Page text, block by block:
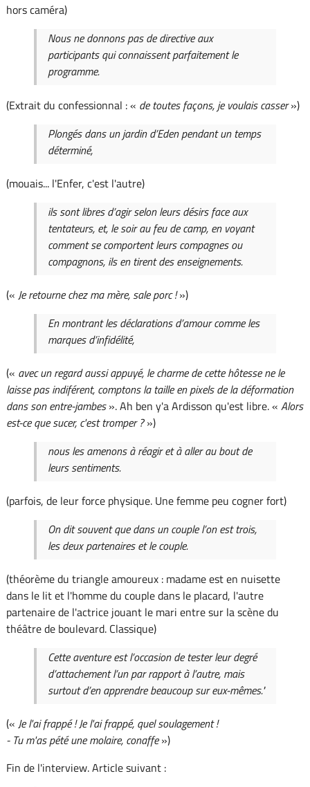
hors caméra)
Nous ne donnons pas de directive aux
participants qui connaissent parfaitement le
programme.
(Extrait du confessionnal : « de toutes façons, je voulais casser»)
Plongés dans un jardin d’Eden pendant un temps
déterminé,
(mouais... l'Enfer, c'est l'autre)
ils sont libres d’agir selon leurs désirs face aux
tentateurs, et, le soir au feu de camp, en voyant
comment se comportent leurs compagnes ou
compagnons, ils en tirent des enseignements.
(« Je retourne chez ma mère, sale porc !»)
En montrant les déclarations d’amour comme les
marques d’infidélité,
(« avec un regard aussi appuyé, le charme de cette hôtesse ne le
laisse pas indiférent, comptons la taille en pixels de la déformation
dans son entre-jambes». Ah ben y'a Ardisson qu'est libre. « Alors
est-ce que sucer, c'est tromper ?»)
nous les amenons à réagir et à aller au bout de
leurs sentiments.
(parfois, de leur force physique. Une femme peu cogner fort)
On dit souvent que dans un couple l’on est trois,
les deux partenaires et le couple.
(théorème du triangle amoureux : madame est en nuisette
dans le lit et l'homme du couple dans le placard, l'autre
partenaire de l'actrice jouant le mari entre sur la scène du
théâtre de boulevard. Classique)
Cette aventure est l’occasion de tester leur degré
d’attachement l’un par rapport à l’autre, mais
surtout d’en apprendre beaucoup sur eux-mêmes."
(« Je l'ai frappé ! Je l'ai frappé, quel soulagement !
- Tu m'as pété une molaire, conaffe»)
Fin de l'interview. Article suivant :